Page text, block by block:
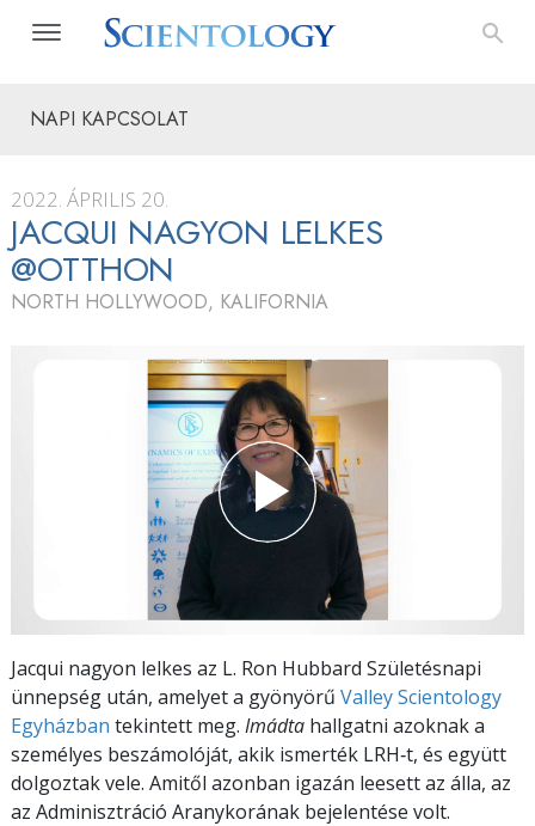
NAPI KAPCSOLAT
2022. ÁPRILIS 20.
JACQUI NAGYON LELKES
@OTTHON
NORTH HOLLYWOOD, KALIFORNIA
Jacqui nagyon lelkes az L. Ron Hubbard Születésnapi
ünnepség után, amelyet a gyönyörű Valley Scientology
Egyházban tekintett meg. Imádta hallgatni azoknak a
személyes beszámolóját, akik ismerték LRH‑t, és együtt
dolgoztak vele. Amitől azonban igazán leesett az álla, az
az Adminisztráció Aranykorának bejelentése volt.